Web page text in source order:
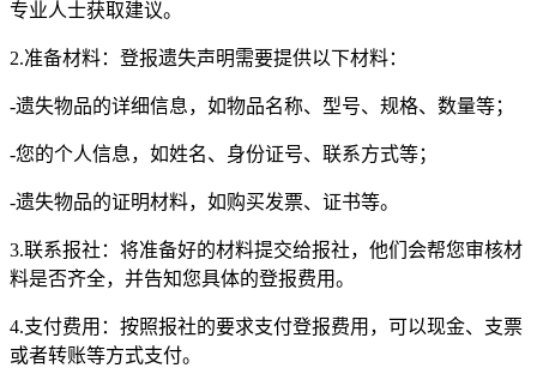
专业人士获取建议。
2.准备材料：登报遗失声明需要提供以下材料：
-遗失物品的详细信息，如物品名称、型号、规格、数量等；
-您的个人信息，如姓名、身份证号、联系方式等；
-遗失物品的证明材料，如购买发票、证书等。
3.联系报社：将准备好的材料提交给报社，他们会帮您审核材
料是否齐全，并告知您具体的登报费用。
4.支付费用：按照报社的要求支付登报费用，可以现金、支票
或者转账等方式支付。